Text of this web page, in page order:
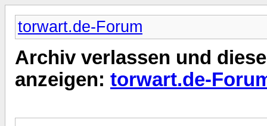
torwart.de-Forum
Archiv verlassen und
anzeigen: torwart.de-